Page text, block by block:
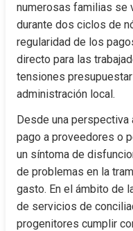
numerosas familias se
durante dos ciclos de
regularidad de los
directo para las
tensiones
administración local.
Desde una
pago a proveedores o
un síntoma de
de problemas en la
gasto. En el ámbito de
de servicios de
progenitores cumplir